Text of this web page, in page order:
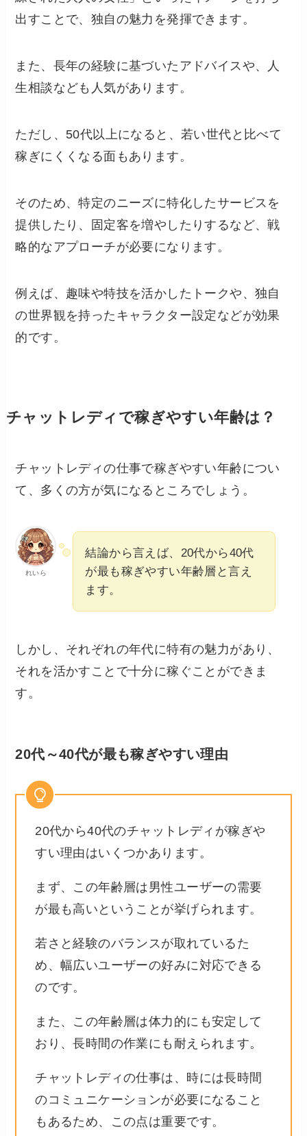
出すことで、独自の魅力を発揮できます。
また、長年の経験に基づいたアドバイスや、人
生相談なども人気があります。
ただし、50代以上になると、若い世代と比べて
稼ぎにくくなる面もあります。
そのため、特定のニーズに特化したサービスを
提供したり、固定客を増やしたりするなど、戦
略的なアプローチが必要になります。
例えば、趣味や特技を活かしたトークや、独自
の世界観を持ったキャラクター設定などが効果
的です。
チャットレディで稼ぎやすい年齢は？
チャットレディの仕事で稼ぎやすい年齢につい
て、多くの方が気になるところでしょう。
れいら
結論から言えば、20代から40代
が最も稼ぎやすい年齢層と言え
ます。
しかし、それぞれの年代に特有の魅力があり、
それを活かすことで十分に稼ぐことができま
す。
20代～40代が最も稼ぎやすい理由
20代から40代のチャットレディが稼ぎや
すい理由はいくつかあります。
まず、この年齢層は男性ユーザーの需要
が最も高いということが挙げられます。
若さと経験のバランスが取れているた
め、幅広いユーザーの好みに対応できる
のです。
また、この年齢層は体力的にも安定して
おり、長時間の作業にも耐えられます。
チャットレディの仕事は、時には長時間
のコミュニケーションが必要になること
もあるため、この点は重要です。